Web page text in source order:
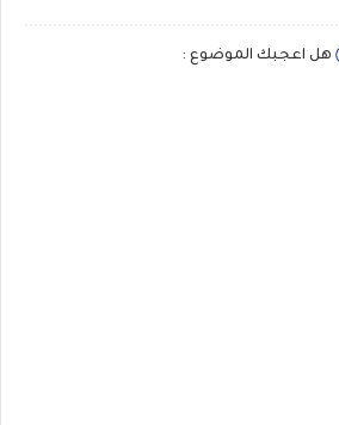
هل اعجبك الموضوع :